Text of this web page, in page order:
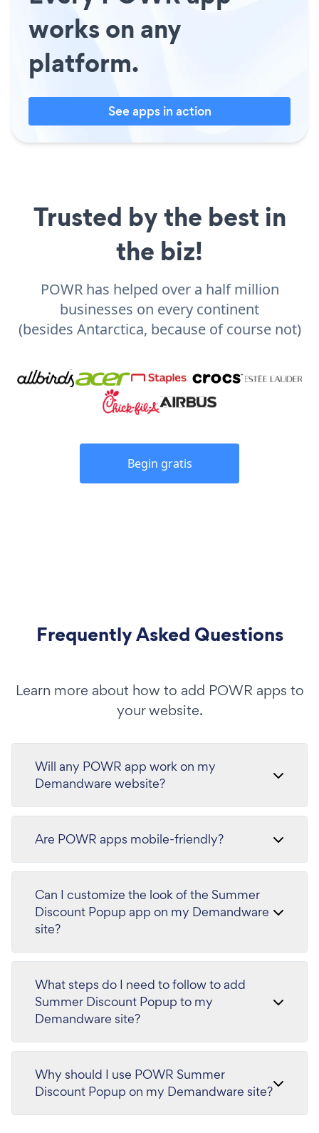
works on any
platform.
See apps in action
Trusted by the best in
the biz!
POWR has helped over a half million
businesses on every continent
(besides Antarctica, because of course not)
Begin gratis
Frequently Asked Questions
Learn more about how to add POWR apps to
your website.
Will any POWR app work on my
Demandware website?
Are POWR apps mobile-friendly?
Can I customize the look of the Summer
Discount Popup app on my Demandware
site?
What steps do I need to follow to add
Summer Discount Popup to my
Demandware site?
Why should I use POWR Summer
Discount Popup on my Demandware site?